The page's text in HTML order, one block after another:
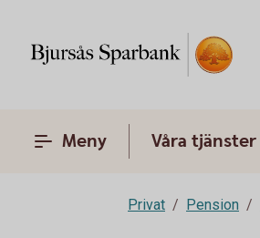
Meny Våra tjänster
Privat Pension